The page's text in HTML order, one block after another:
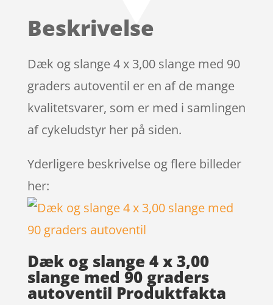
Beskrivelse
Dæk og slange 4 x 3,00 slange med 90
graders autoventil er en af de mange
kvalitetsvarer, som er med i samlingen
af cykeludstyr her på siden.
Yderligere beskrivelse og flere billeder
her:
Dæk og slange 4 x 3,00
slange med 90 graders
autoventil Produktfakta